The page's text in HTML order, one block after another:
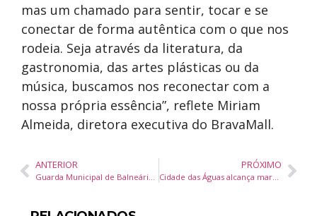
mas um chamado para sentir, tocar e se
conectar de forma autêntica com o que nos
rodeia. Seja através da literatura, da
gastronomia, das artes plásticas ou da
música, buscamos nos reconectar com a
nossa própria essência”, reflete Miriam
Almeida, diretora executiva do BravaMall.
ANTERIOR
Guarda Municipal de Balneário Camboriú prende traficante com 45 kg de maconha em ação estratégica
PRÓXIMO
Cidade das Águas alcança marco histórico: R$ 165 milhões em vendas em menos de 12 horas